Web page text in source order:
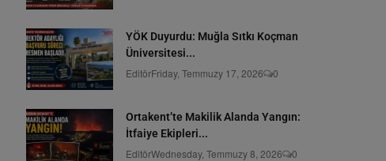
YÖK Duyurdu: Muğla Sıtkı Koçman
Üniversitesi...
EditörFriday, Temmuzy 17, 2026 0
Ortakent’te Makilik Alanda Yangın:
İtfaiye Ekipleri...
EditörWednesday, Temmuzy 8, 2026 0